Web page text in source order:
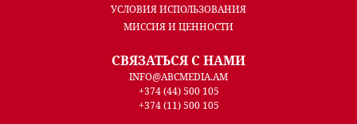
УСЛОВИЯ ИСПОЛЬЗОВАНИЯ
МИССИЯ И ЦЕННОСТИ
СВЯЗАТЬСЯ С НАМИ
INFO@ABCMEDIA.AM
+374 (44) 500 105
+374 (11) 500 105